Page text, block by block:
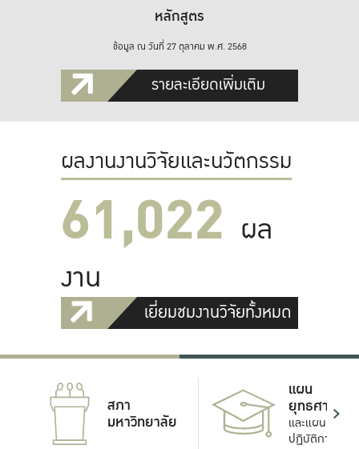
หลักสูตร
ข้อมูล ณ วันที่ 27 ตุลาคม พ.ศ. 2568
รายละเอียดเพิ่มเติม
ผลงานงานวิจัยและนวัตกรรม
61,022 ผล
งาน
เยี่ยมชมงานวิจัยทั้งหมด
สภา
มหาวิทยาลัย
แผน
ยุทธศาสตร์
และแผน
ปฏิบัติการ